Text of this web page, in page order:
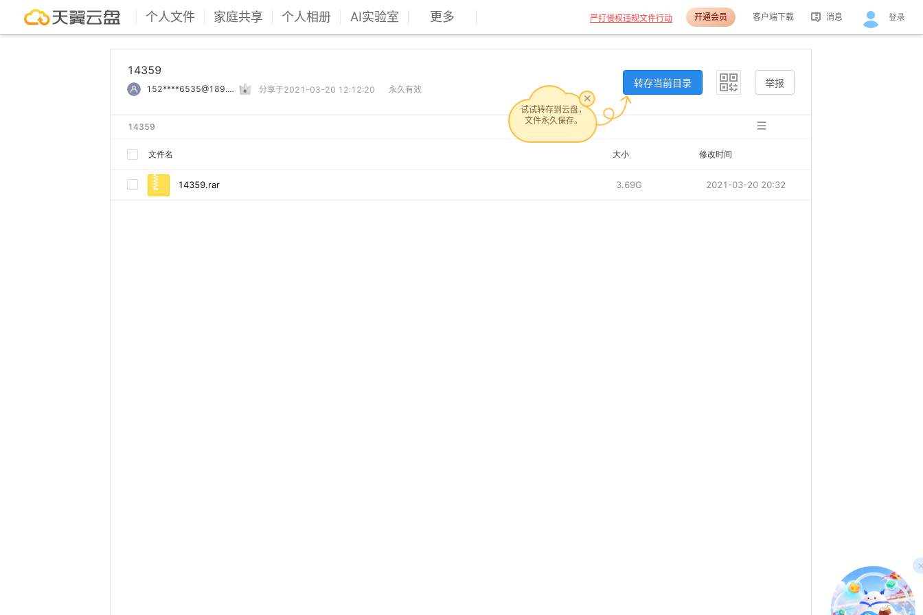
个人文件 家庭共享 个人相册 AI实验室 更多 严打侵权违规文件行动 开通会员 客户端下载 消息
分享消息
登录
14359
152****6535@189.cn 分享于2021-03-20 12:12:20 永久有效
转存当前目录
试试转存到云盘，
文件永久保存。
举报
14359
文件名 大小 修改时间
14359.rar 3.69G 2021-03-20 20:32